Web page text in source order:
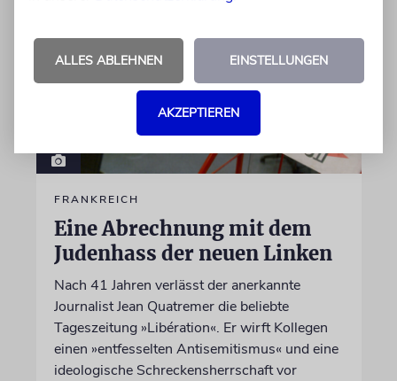
FRANKREICH
Eine Abrechnung mit dem
Judenhass der neuen Linken
Nach 41 Jahren verlässt der anerkannte
Journalist Jean Quatremer die beliebte
Tageszeitung »Libération«. Er wirft Kollegen
einen »entfesselten Antisemitismus« und eine
ideologische Schreckensherrschaft vor
ALLES ABLEHNEN EINSTELLUNGEN
AKZEPTIEREN